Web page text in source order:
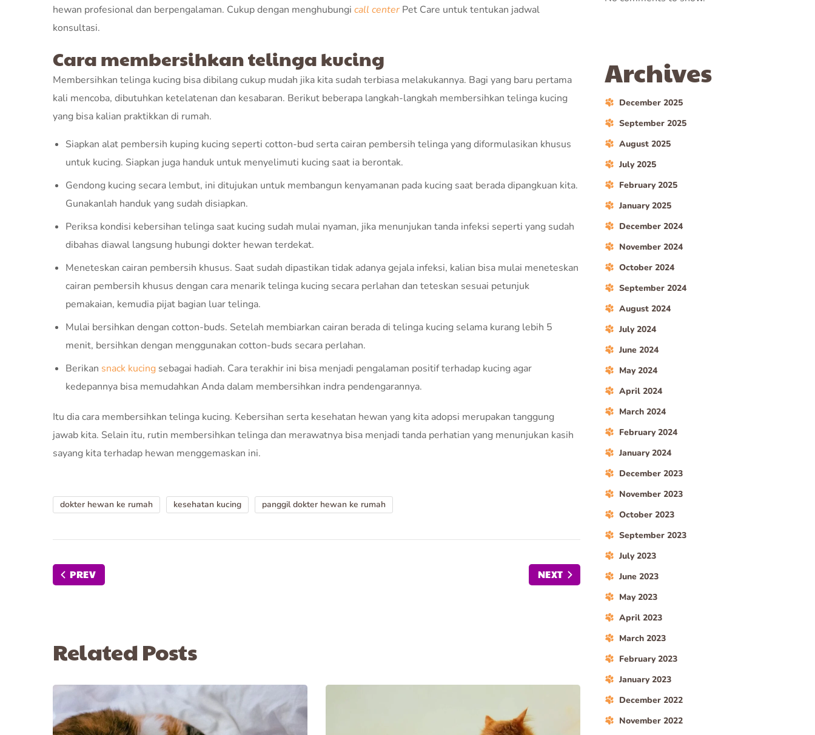
hewan profesional dan berpengalaman. Cukup dengan menghubungi call center Pet Care untuk tentukan jadwal
konsultasi.
Cara membersihkan telinga kucing
Membersihkan telinga kucing bisa dibilang cukup mudah jika kita sudah terbiasa melakukannya. Bagi yang baru pertama
kali mencoba, dibutuhkan ketelatenan dan kesabaran. Berikut beberapa langkah-langkah membersihkan telinga kucing
yang bisa kalian praktikkan di rumah.
Siapkan alat pembersih kuping kucing seperti cotton-bud serta cairan pembersih telinga yang diformulasikan khusus
untuk kucing. Siapkan juga handuk untuk menyelimuti kucing saat ia berontak.
Gendong kucing secara lembut, ini ditujukan untuk membangun kenyamanan pada kucing saat berada dipangkuan kita.
Gunakanlah handuk yang sudah disiapkan.
Periksa kondisi kebersihan telinga saat kucing sudah mulai nyaman, jika menunjukan tanda infeksi seperti yang sudah
dibahas diawal langsung hubungi dokter hewan terdekat.
Meneteskan cairan pembersih khusus. Saat sudah dipastikan tidak adanya gejala infeksi, kalian bisa mulai meneteskan
cairan pembersih khusus dengan cara menarik telinga kucing secara perlahan dan teteskan sesuai petunjuk
pemakaian, kemudia pijat bagian luar telinga.
Mulai bersihkan dengan cotton-buds. Setelah membiarkan cairan berada di telinga kucing selama kurang lebih 5
menit, bersihkan dengan menggunakan cotton-buds secara perlahan.
Berikan snack kucingsebagai hadiah. Cara terakhir ini bisa menjadi pengalaman positif terhadap kucing agar
kedepannya bisa memudahkan Anda dalam membersihkan indra pendengarannya.
Itu dia cara membersihkan telinga kucing. Kebersihan serta kesehatan hewan yang kita adopsi merupakan tanggung
jawab kita. Selain itu, rutin membersihkan telinga dan merawatnya bisa menjadi tanda perhatian yang menunjukan kasih
sayang kita terhadap hewan menggemaskan ini.
dokter hewan ke rumah kesehatan kucing panggil dokter hewan ke rumah
PREV NEXT
Related Posts
Archives
December 2025
September 2025
August 2025
July 2025
February 2025
January 2025
December 2024
November 2024
October 2024
September 2024
August 2024
July 2024
June 2024
May 2024
April 2024
March 2024
February 2024
January 2024
December 2023
November 2023
October 2023
September 2023
July 2023
June 2023
May 2023
April 2023
March 2023
February 2023
January 2023
December 2022
November 2022